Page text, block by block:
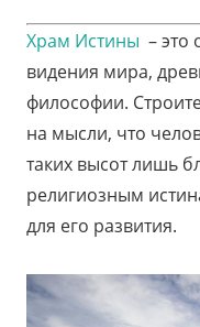
Храм Истины – это
видения мира,
философии.
на мысли, что
таких высот лишь
религиозным
для его развития.